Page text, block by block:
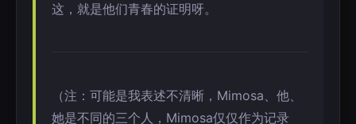
这，就是他们青春的证明呀。
（注：可能是我表述不清晰，Mimosa、他、
她是不同的三个人，Mimosa仅仅作为记录